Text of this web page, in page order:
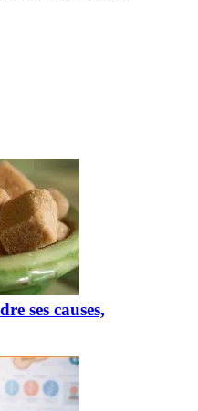
ses causes,